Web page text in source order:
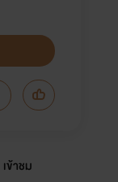
เข้าชม